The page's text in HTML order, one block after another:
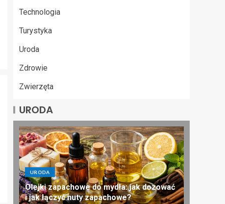
Technologia
Turystyka
Uroda
Zdrowie
Zwierzęta
URODA
URODA
Olejki zapachowe do mydła: jak dozować
i jak łączyć nuty zapachowe?